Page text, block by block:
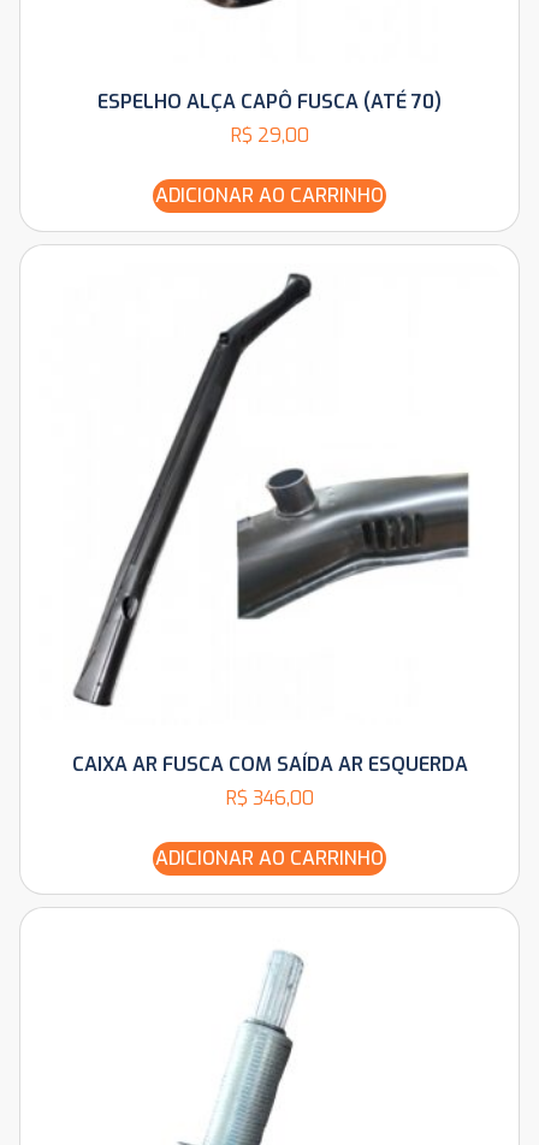
ESPELHO ALÇA CAPÔ FUSCA (ATÉ 70)
R$ 29,00
ADICIONAR AO CARRINHO
CAIXA AR FUSCA COM SAÍDA AR ESQUERDA
R$ 346,00
ADICIONAR AO CARRINHO